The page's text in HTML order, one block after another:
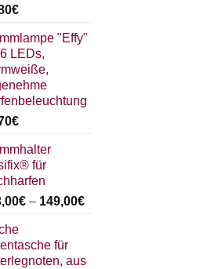
€
"Effy"
LEDs,
€
für
€– 149,00€
für
aus